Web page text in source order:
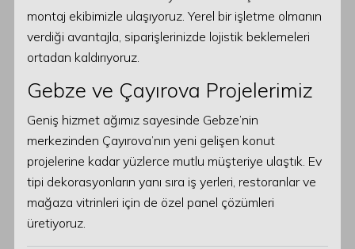
montaj ekibimizle ulaşıyoruz. Yerel bir işletme olmanın
verdiği avantajla, siparişlerinizde lojistik beklemeleri
ortadan kaldırıyoruz.
Gebze ve Çayırova Projelerimiz
Geniş hizmet ağımız sayesinde Gebze’nin
merkezinden Çayırova’nın yeni gelişen konut
projelerine kadar yüzlerce mutlu müşteriye ulaştık. Ev
tipi dekorasyonların yanı sıra iş yerleri, restoranlar ve
mağaza vitrinleri için de özel panel çözümleri
üretiyoruz.